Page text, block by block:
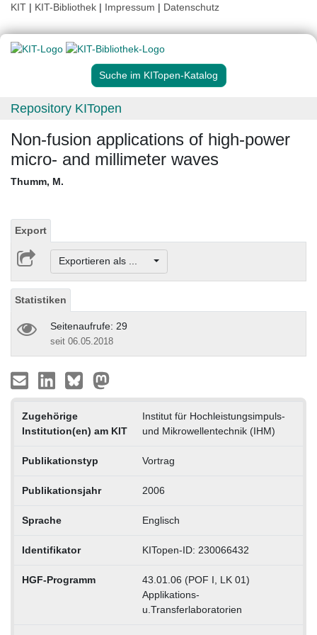
KIT | KIT-Bibliothek | Impressum | Datenschutz
Suche im KITopen-Katalog
Repository KITopen
Non-fusion applications of high-power
micro- and millimeter waves
Thumm, M.
Export
Exportieren als ...
Statistiken
Seitenaufrufe: 29
seit 06.05.2018
Zugehörige
Institution(en) am KIT
Institut für Hochleistungsimpuls-
und Mikrowellentechnik (IHM)
Publikationstyp Vortrag
Publikationsjahr 2006
Sprache Englisch
Identifikator KITopen-ID: 230066432
HGF-Programm
43.01.06 (POF I, LK 01)
Applikations-
u.Transferlaboratorien